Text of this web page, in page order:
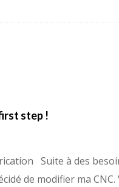
step !
Suite à des
de modifier ma CNC.